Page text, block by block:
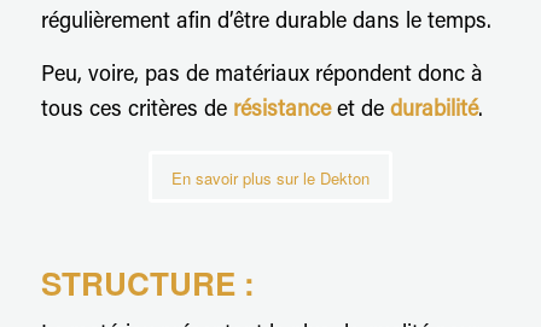
régulièrement afin d’être durable dans le temps.
Peu, voire, pas de matériaux répondent donc à
tous ces critères de résistanceet de durabilité.
En savoir plus sur le Dekton
STRUCTURE :